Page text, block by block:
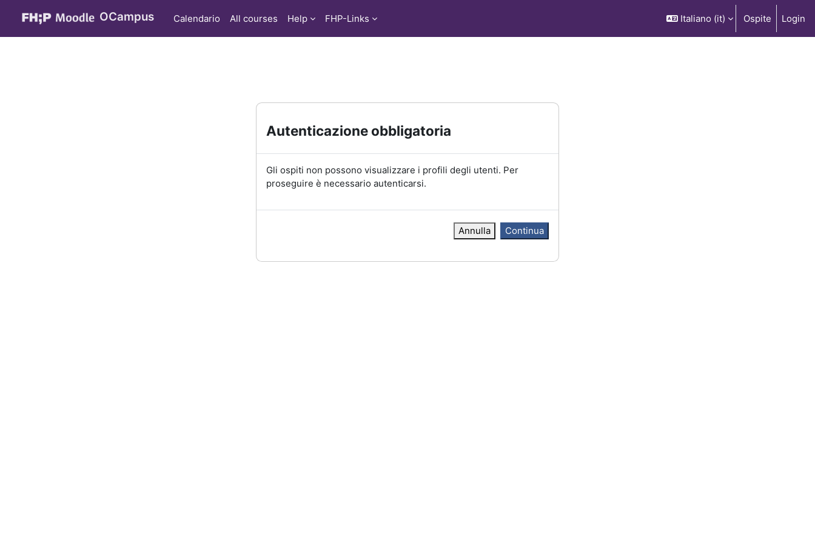
OCampus Calendario All courses Help FHP-Links Italiano ‎(it)‎ Ospite Login
Autenticazione obbligatoria
Gli ospiti non possono visualizzare i profili degli utenti. Per
proseguire è necessario autenticarsi.
Annulla Continua